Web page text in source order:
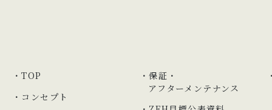
TOP
コンセプト
保証・
アフターメンテナンス